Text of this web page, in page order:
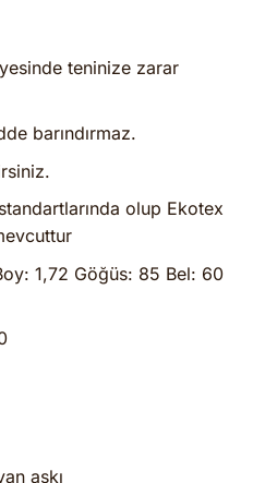
teninize zarar
barındırmaz.
olup Ekotex
1,72 Göğüs: 85 Bel: 60
askı